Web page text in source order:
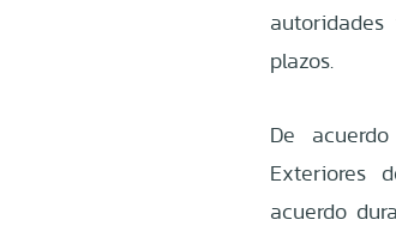
plazos.
De
Exteriores
acuerdo